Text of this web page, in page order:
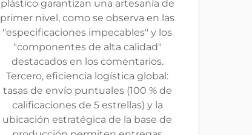
plástico garantizan una artesanía de
primer nivel, como se observa en las
"especificaciones impecables" y los
"componentes de alta calidad"
destacados en los comentarios.
Tercero, eficiencia logística global:
tasas de envío puntuales (100 % de
calificaciones de 5 estrellas) y la
ubicación estratégica de la base de